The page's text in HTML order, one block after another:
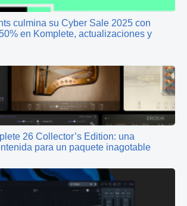
culmina su Cyber Sale 2025 con
en Komplete, actualizaciones y
26 Collector’s Edition: una
para un paquete inagotable